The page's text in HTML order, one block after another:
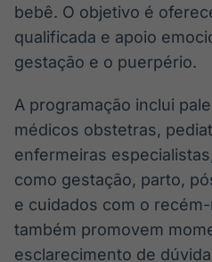
bebê. O objetivo é
qualificada e apoio
gestação e o puerpério.
A programação inclui
médicos obstetras,
enfermeiras
como gestação, parto,
e cuidados com o
também promovem
esclarecimento de